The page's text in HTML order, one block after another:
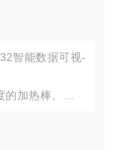
智能数据可视-
加热棒。经发
耐热绝缘氧化